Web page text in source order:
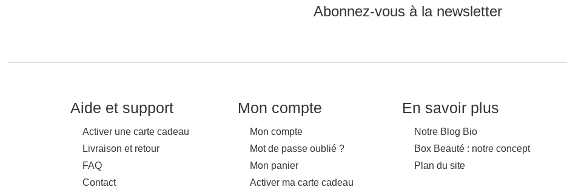
Abonnez-vous à la newsletter
Aide et support
Activer une carte cadeau
Livraison et retour
FAQ
Contact
Mon compte
Mon compte
Mot de passe oublié ?
Mon panier
Activer ma carte cadeau
En savoir plus
Notre Blog Bio
Box Beauté : notre concept
Plan du site